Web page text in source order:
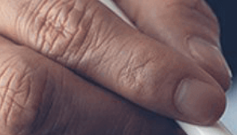
Invoice
eInvoicing Hub
Zentrale, automatisierte und konforme
Verwaltung der länderübergreifenden
Rechnungsstellung
Professionelle